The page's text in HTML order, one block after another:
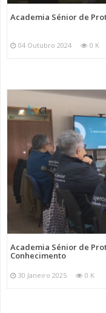
Academia Sénior de
04 Outubro 2024 0 K
Academia Sénior de
Conhecimento
30 Janeiro 2025 0 K